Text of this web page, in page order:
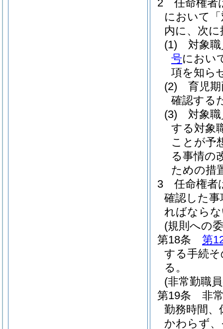
2
任命権者
において
内に、次
(1)
対象
号におい
項を知ら
(2)
育児
確認する
(3)
対象
する対象
ことが予
る事情の
ための措
3
任命権者
確認した
ればなら
(規則への
第18条
第
する手続
る。
(非常勤職
第19条
非
勤務時間
かわらず